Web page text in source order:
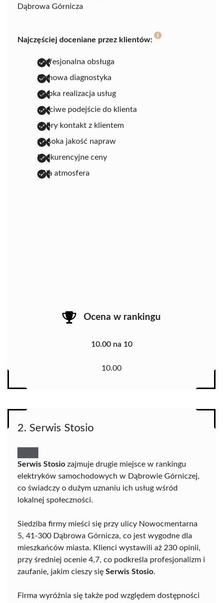
Dąbrowa Górnicza
Najczęściej doceniane przez klientów:
profesjonalna obsługa
fachowa diagnostyka
szybka realizacja usług
uczciwe podejście do klienta
dobry kontakt z klientem
wysoka jakość napraw
konkurencyjne ceny
miła atmosfera
Ocena w rankingu
10.00 na 10
10.00
2. Serwis Stosio
Serwis Stosio zajmuje drugie miejsce w rankingu
elektryków samochodowych w Dąbrowie Górniczej,
co świadczy o dużym uznaniu ich usług wśród
lokalnej społeczności.
Siedziba firmy mieści się przy ulicy Nowocmentarna
5, 41-300 Dąbrowa Górnicza, co jest wygodne dla
mieszkańców miasta. Klienci wystawili aż 230 opinii,
przy średniej ocenie 4,7, co podkreśla profesjonalizm i
zaufanie, jakim cieszy się Serwis Stosio.
Firma wyróżnia się także pod względem dostępności